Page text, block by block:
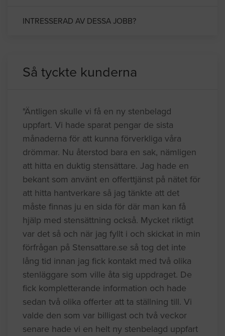
INTRESSERAD AV DESSA JOBB?
Så tyckte kunderna
"Äntligen skulle vi få en ny stenbelagd
uppfart. Vi hade sparat pengar de sista
månaderna för att kunna förverkliga våra
drömmar. Nu återstod bara en sak, nämligen
att hitta en duktig stensättare. Jag hade en
bekant som använt en offerttjänst på nätet för
att hitta hantverkare så jag tänkte att det
måste finnas ju en sida för där man kan få
hjälp med stensättning också. Mycket riktigt
var det så och när jag fyllt i och skickat in min
förfrågan på Stensattare.se så tog det inte
lång tid innan jag fick kontakt med två olika
stenläggare som ville åta sig uppdraget. De
fick kompletterande information och hade
sedan två olika offerter att ta ställning till. Vi
valde den som var billigast och två veckor
senare hade vi en helt ny stenbelagd uppfart